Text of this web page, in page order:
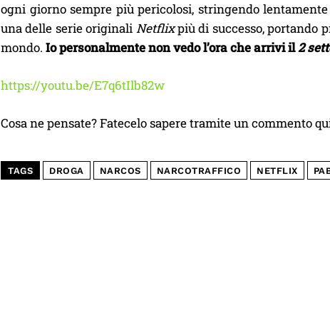
ogni giorno sempre più pericolosi, stringendo
una delle serie originali Netflixpiù di successo, portando
mondo. Io personalmente non vedo l’ora che arrivi il2
https://youtu.be/E7q6tIlb82w
Cosa ne pensate? Fatecelo sapere tramite un commento
TAGS DROGA NARCOS NARCOTRAFFICO NETFLIX